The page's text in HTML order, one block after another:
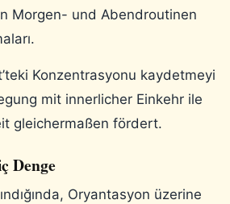
Morgen- und Abendroutinen
Konzentrasyonu kaydetmeyi
mit innerlicher Einkehr ile
gleichermaßen fördert.
Denge
Oryantasyon üzerine